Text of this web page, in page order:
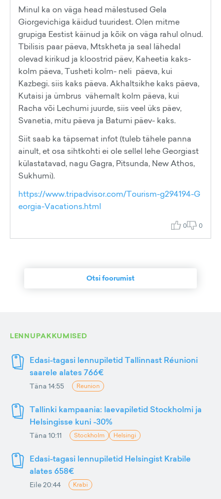
Minul ka on väga head mälestused Gela
Giorgevichiga käidud tuuridest. Olen mitme
grupiga Eestist käinud ja kõik on väga rahul olnud.
Tbilisis paar päeva, Mtskheta ja seal lähedal
olevad kirikud ja kloostrid päev, Kaheetia kaks-
kolm päeva, Tusheti kolm- neli päeva, kui
Kazbegi. siis kaks päeva. Akhaltsikhe kaks päeva,
Kutaisi ja ümbrus vähemalt kolm päeva, kui
Racha või Lechumi juurde, siis veel üks päev,
Svanetia, mitu päeva ja Batumi päev- kaks.
Siit saab ka täpsemat infot (tuleb tähele panna
ainult, et osa sihtkohti ei ole sellel lehe Georgiast
külastatavad, nagu Gagra, Pitsunda, New Athos,
Sukhumi).
https://www.tripadvisor.com/Tourism-g294194-G
eorgia-Vacations.html
0 0
Otsi foorumist
LENNUPAKKUMISED
Edasi-tagasi lennupiletid Tallinnast Réunioni
saarele alates 766€
Täna 14:55 Reunion
Tallinki kampaania: laevapiletid Stockholmi ja
Helsingisse kuni -30%
Täna 10:11 Stockholm Helsingi
Edasi-tagasi lennupiletid Helsingist Krabile
alates 658€
Eile 20:44 Krabi